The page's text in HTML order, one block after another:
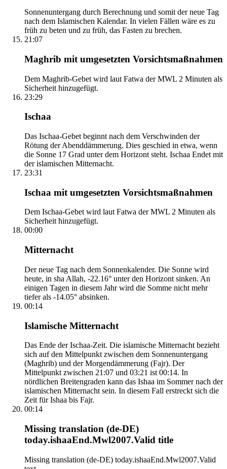
Sonnenuntergang durch Berechnung und somit der neue Tag
nach dem Islamischen Kalendar. In vielen Fällen wäre es zu
früh zu beten und zu früh, das Fasten zu brechen.
21:07
Maghrib mit umgesetzten Vorsichtsmaßnahmen
Dem Maghrib-Gebet wird laut Fatwa der MWL 2 Minuten als
Sicherheit hinzugefügt.
23:29
Ischaa
Das Ischaa-Gebet beginnt nach dem Verschwinden der
Rötung der Abenddämmerung. Dies geschied in etwa, wenn
die Sonne 17 Grad unter dem Horizont steht. Ischaa Endet mit
der islamischen Mitternacht.
23:31
Ischaa mit umgesetzten Vorsichtsmaßnahmen
Dem Ischaa-Gebet wird laut Fatwa der MWL 2 Minuten als
Sicherheit hinzugefügt.
00:00
Mitternacht
Der neue Tag nach dem Sonnenkalender. Die Sonne wird
heute, in sha Allah, -22.16° unter den Horizont sinken. An
einigen Tagen in diesem Jahr wird die Somme nicht mehr
tiefer als -14.05° absinken.
00:14
Islamische Mitternacht
Das Ende der Ischaa-Zeit. Die islamische Mitternacht bezieht
sich auf den Mittelpunkt zwischen dem Sonnenuntergang
(Maghrib) und der Morgendämmerung (Fajr). Der
Mittelpunkt zwischen 21:07 und 03:21 ist 00:14. In
nördlichen Breitengraden kann das Ishaa im Sommer nach der
islamischen Mitternacht sein. In diesem Fall erstreckt sich die
Zeit für Ishaa bis Fajr.
00:14
Missing translation (de-DE)
today.ishaaEnd.Mwl2007.Valid title
Missing translation (de-DE) today.ishaaEnd.Mwl2007.Valid